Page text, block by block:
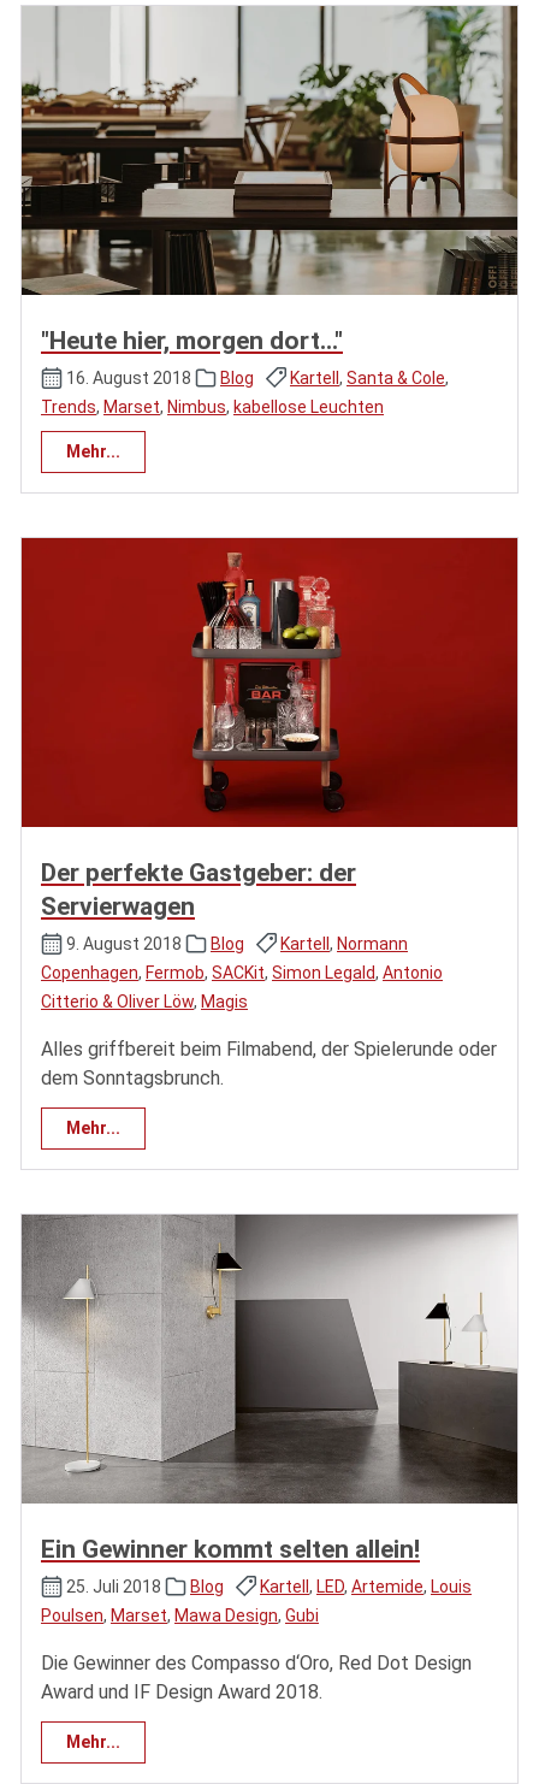
"Heute hier, morgen dort..."
16. August 2018 Blog Kartell , Santa & Cole,
Trends, Marset, Nimbus, kabellose Leuchten
Mehr...
Der perfekte Gastgeber: der
Servierwagen
9. August 2018 Blog Kartell , Normann
Copenhagen, Fermob, SACKit, Simon Legald, Antonio
Citterio & Oliver Löw, Magis
Alles griffbereit beim Filmabend, der Spielerunde oder
dem Sonntagsbrunch.
Mehr...
Ein Gewinner kommt selten allein!
25. Juli 2018 Blog Kartell , LED, Artemide, Louis
Poulsen, Marset, Mawa Design, Gubi
Die Gewinner des Compasso d‘Oro, Red Dot Design
Award und IF Design Award 2018.
Mehr...